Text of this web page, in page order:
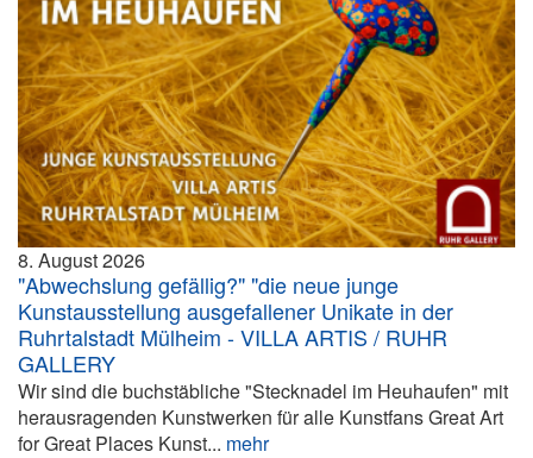
8. August 2026
"Abwechslung gefällig?" "die neue junge
Kunstausstellung ausgefallener Unikate in der
Ruhrtalstadt Mülheim - VILLA ARTIS / RUHR
GALLERY
Wir sind die buchstäbliche "Stecknadel im Heuhaufen" mit
herausragenden Kunstwerken für alle Kunstfans Great Art
for Great Places Kunst... mehr